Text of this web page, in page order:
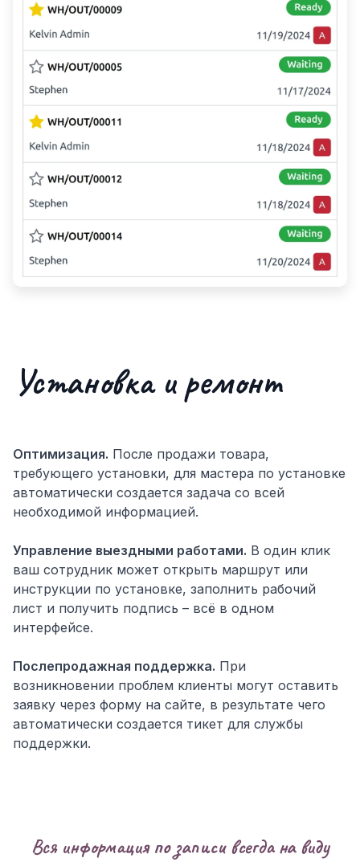
Установка и ремонт
Оптимизация. После продажи товара,
требующего установки, для мастера по установке
автоматически создается задача со всей
необходимой информацией.
Управление выездными работами. В один клик
ваш сотрудник может открыть маршрут или
инструкции по установке, заполнить рабочий
лист и получить подпись – всё в одном
интерфейсе.
Послепродажная поддержка. При
возникновении проблем клиенты могут оставить
заявку через форму на сайте, в результате чего
автоматически создается тикет для службы
поддержки.
Вся информация по записи всегда на виду